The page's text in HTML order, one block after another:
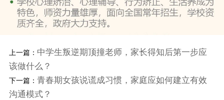
上一篇： 中学生叛逆期顶撞老师，家长得知后第一步应
该做什么？
下一篇： 青春期女孩说谎成习惯，家庭应如何建立有效
沟通模式？